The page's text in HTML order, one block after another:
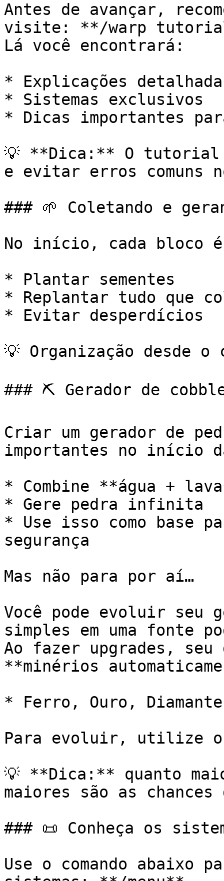
Antes de avançar,
visite: **/warp
Lá você encontrará:
* Explicações
* Sistemas exclusivos
* Dicas importantes
💡 **Dica:** O tutorial
e evitar erros comuns
### 🌱 Coletando e
No início, cada bloco é
* Plantar sementes
* Replantar tudo que
* Evitar desperdícios
💡 Organização desde
### ⛏️ Gerador de
Criar um gerador de
importantes no início
* Combine **água +
* Gere pedra infinita
* Use isso como base
segurança
Mas não para por aí…
Você pode evoluir seu
simples em uma fonte
Ao fazer upgrades,
**minérios
* Ferro, Ouro,
Para evoluir, utilize o
💡 **Dica:** quanto
maiores são as
### 📜 Conheça os
Use o comando abaixo